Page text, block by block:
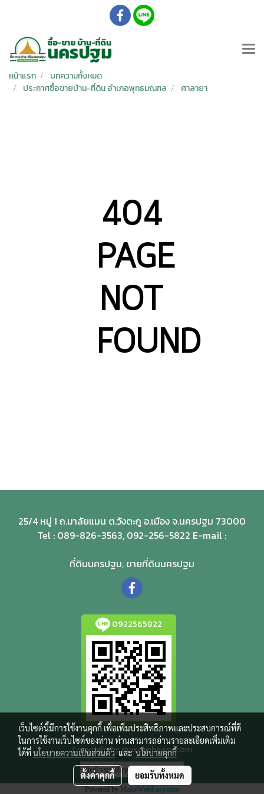
หน้าแรก
บทความทั้งหมด
ประกาศซื้อขายบ้าน-ที่ดิน อำเภอพุทธมณฑล
ศาลายา
404
PAGE
NOT
FOUND
25/4 หมู่ 1 ถ.มาลัยแมน ต.วังตะกู อ.เมือง จ.นครปฐม 73000
Tel : 089-826-3563, 092-256-5822 E-mail :
ที่ดินนครปฐม, ขายที่ดินนครปฐม
0922565822
Copyright by makewebeasy.com
ผู้เข้าชมทั้งหมด 367,050
Powered by MakeWebEasy.com
เว็บไซต์นี้มีการใช้งานคุกกี้ เพื่อเพิ่มประสิทธิภาพและประสบการณ์ที่ดี
ในการใช้งานเว็บไซต์ของท่าน ท่านสามารถอ่านรายละเอียดเพิ่มเติม
ได้ที่นโยบายความเป็นส่วนตัวและนโยบายคุกกี้
ตั้งค่าคุกกี้ ยอมรับทั้งหมด